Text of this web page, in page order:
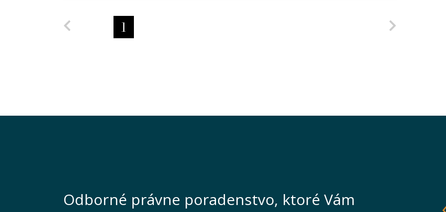
Predchádzajúca strana
1
Odborné právne poradenstvo, ktoré Vám